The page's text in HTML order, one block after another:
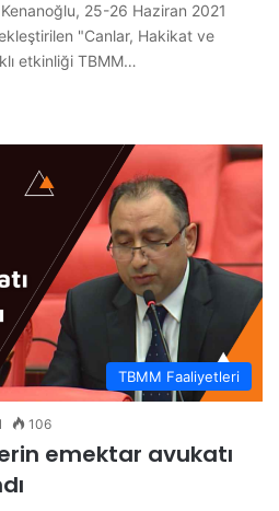
25-26 Haziran 2021
"Canlar, Hakikat ve
etkinliği TBMM…
TBMM Faaliyetleri
106
emektar avukatı